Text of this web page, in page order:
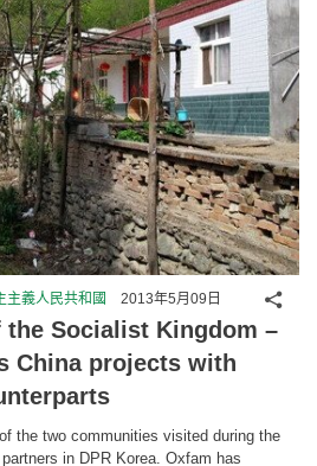
主義人民共和國 2013年5月09日
Socialist Kingdom –
China projects with
the two communities visited during the
in DPR Korea. Oxfam has
分享